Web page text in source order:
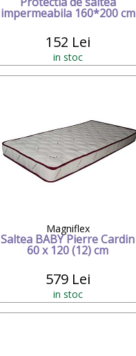
impermeabila 160*200 cm
152 Lei
in stoc
Magniflex
Saltea BABY Pierre Cardin
60 x 120 (12) cm
579 Lei
in stoc